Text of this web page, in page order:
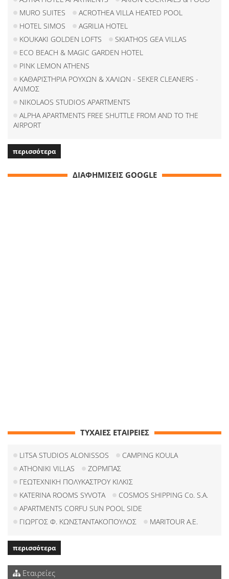
MURO SUITES
ACROTHEA VILLA HEATED POOL
HOTEL SIMOS
AGRILIA HOTEL
KOUKAKI GOLDEN LOFTS
SKIATHOS GEA VILLAS
ECO BEACH & MAGIC GARDEN HOTEL
PINK LEMON ATHENS
ΚΑΘΑΡΙΣΤΗΡΙΑ ΡΟΥΧΩΝ & ΧΑΛΙΩΝ - SEKER CLEANERS -
ΑΛΙΜΟΣ
NIKOLAOS STUDIOS APARTMENTS
ALPHA APARTMENTS FREE SHUTTLE FROM AND TO THE
AIRPORT
περισσότερα
ΔΙΑΦΗΜΙΣΕΙΣ GOOGLE
ΤΥΧΑΙΕΣ ΕΤΑΙΡΕΙΕΣ
LITSA STUDIOS ALONISSOS
CAMPING KOULA
ATHONIKI VILLAS
ΖΟΡΜΠΑΣ
ΓΕΩΤΕΧΝΙΚΗ ΠΟΛΥΚΑΣΤΡΟΥ ΚΙΛΚΙΣ
KATERINA ROOMS SYVOTA
COSMOS SHIPPING Co. S.A.
APARTMENTS CORFU SUN POOL SIDE
ΓΙΩΡΓΟΣ Φ. ΚΩΝΣΤΑΝΤΑΚΟΠΟΥΛΟΣ
MARITOUR Α.Ε.
περισσότερα
Εταιρείες